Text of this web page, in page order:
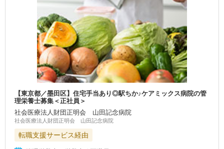
【東京都／墨田区】住宅手当あり◎駅ちか♪ケアミックス病院の管
理栄養士募集＜正社員＞
社会医療法人財団正明会 山田記念病院
社会医療法人財団正明会 山田記念病院
転職支援サービス経由